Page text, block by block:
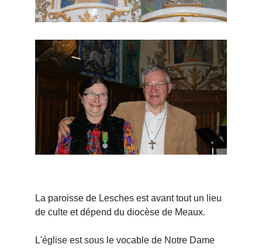
La paroisse de Lesches est avant tout un lieu
de culte et dépend du diocèse de Meaux.
L'église est sous le vocable de Notre Dame